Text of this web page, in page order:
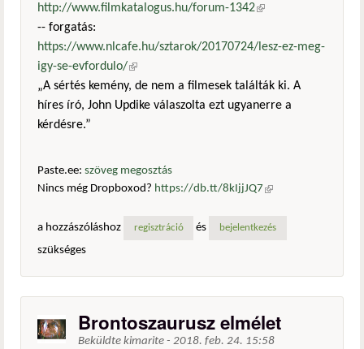
http://www.filmkatalogus.hu/forum-1342(külső
-- forgatás:
https://www.nlcafe.hu/sztarok/20170724/lesz-ez-meg-
igy-se-evfordulo/(külső hivatkozás)
„A sértés kemény, de nem a filmesek találták ki. A
híres író, John Updike válaszolta ezt ugyanerre a
kérdésre.”
Paste.ee: szöveg megosztás
Nincs még Dropboxod? https://db.tt/8kIjjJQ7 (külső
a hozzászóláshoz
regisztráció és bejelentkezés
szükséges
Brontoszaurusz elmélet
Beküldte kimarite - 2018. feb. 24. 15:58